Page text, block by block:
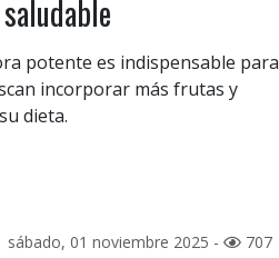
potente es indispensable para
incorporar más frutas y
dieta.
sábado, 01 noviembre 2025 - 707